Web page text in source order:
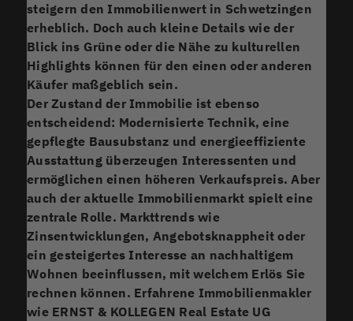
steigern den Immobilienwert in Schwetzingen
erheblich. Doch auch kleine Details wie der
Blick ins Grüne oder die Nähe zu kulturellen
Highlights können für den einen oder anderen
Käufer maßgeblich sein.
DerZustand der Immobilie ist ebenso
entscheidend: Modernisierte Technik, eine
gepflegte Bausubstanz und energieeffiziente
Ausstattung überzeugen Interessenten und
ermöglichen einen höheren Verkaufspreis. Aber
auch der aktuelle Immobilienmarkt spielt eine
zentrale Rolle. Markttrendswie
Zinsentwicklungen, Angebotsknappheit oder
ein gesteigertes Interesse an nachhaltigem
Wohnen beeinflussen, mit welchem Erlös Sie
rechnen können. Erfahrene Immobilienmakler
wie ERNST & KOLLEGEN Real Estate UG